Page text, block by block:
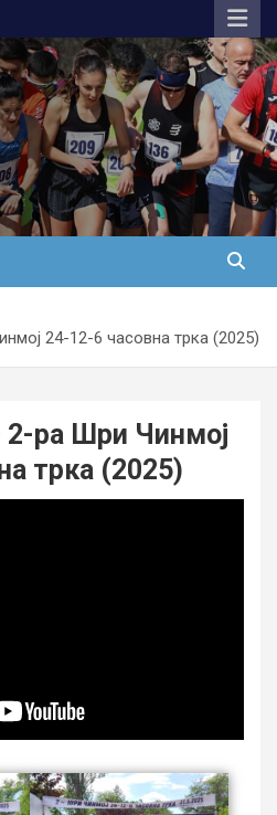
– Шри Чинмој
24-12-6 часовна трка (2025)
ра Шри Чинмој
трка (2025)